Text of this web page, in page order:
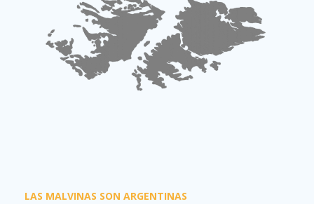
LAS MALVINAS SON ARGENTINAS